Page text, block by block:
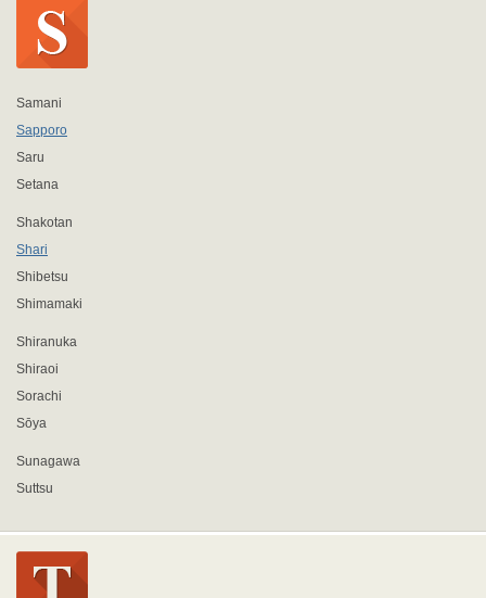
Samani
Sapporo
Saru
Setana
Shakotan
Shari
Shibetsu
Shimamaki
Shiranuka
Shiraoi
Sorachi
Sōya
Sunagawa
Suttsu